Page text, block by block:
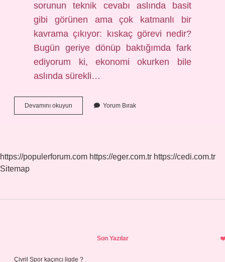
sorunun teknik cevabı aslında basit
gibi görünen ama çok katmanlı bir
kavrama çıkıyor: kıskaç görevi nedir?
Bugün geriye dönüp baktığımda fark
ediyorum ki, ekonomi okurken bile
aslında sürekli…
Devamını okuyun
görevi
Yorum Bırak
https://populerforum.com https://eger.com.tr https://cedi.com.tr
Sitemap
Son Yazılar
Çivril Spor kaçıncı ligde ?